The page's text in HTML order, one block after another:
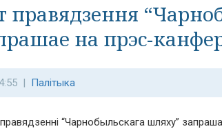
правядзення
на прэс-
| Палітыка
правядзенні “Чарнобыльскага шляху”